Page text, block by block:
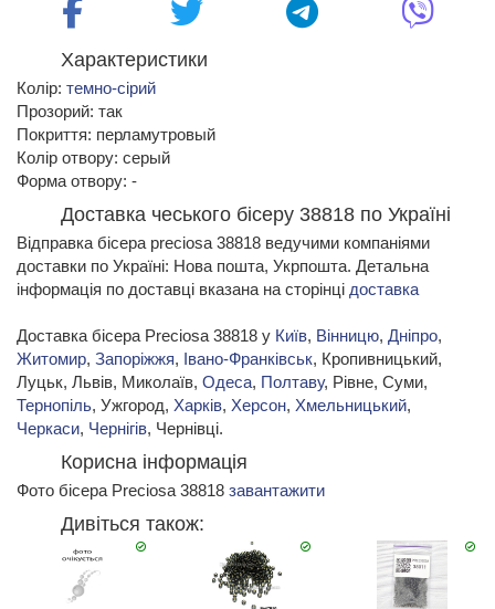
Характеристики
Колір: темно-сірий
Прозорий: так
Покриття: перламутровый
Колір отвору: серый
Форма отвору: -
Доставка чеського бісеру 38818 по Україні
Відправка бісера preciosa 38818 ведучими компаніями
доставки по Україні: Нова пошта, Укрпошта. Детальна
інформація по доставці вказана на сторінці доставка
Доставка бісера Preciosa 38818 у Київ, Вінницю, Дніпро,
Житомир, Запоріжжя, Івано-Франківськ, Кропивницький,
Луцьк, Львів, Миколаїв, Одеса, Полтаву, Рівне, Суми,
Тернопіль, Ужгород, Харків, Херсон, Хмельницький,
Черкаси, Чернігів, Чернівці.
Корисна інформація
Фото бісера Preciosa 38818 завантажити
Дивіться також: